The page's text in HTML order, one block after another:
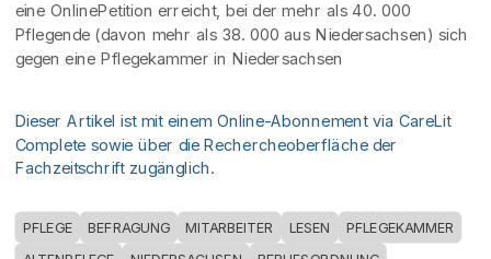
eine OnlinePetition erreicht, bei der mehr als 40. 000
Pflegende (davon mehr als 38. 000 aus Niedersachsen) sich
gegen eine Pflegekammer in Niedersachsen
Dieser Artikel ist mit einem Online-Abonnement via CareLit
Complete sowie über die Rechercheoberfläche der
Fachzeitschrift zugänglich.
PFLEGE BEFRAGUNG MITARBEITER LESEN
PFLEGEKAMMER